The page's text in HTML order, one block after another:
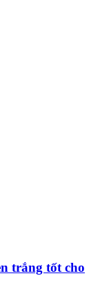
trắng tốt cho